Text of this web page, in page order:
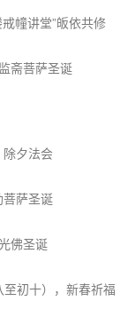
幢讲堂”皈依共修
斋菩萨圣诞
除夕法会
菩萨圣诞
佛圣诞
初十），新春祈福